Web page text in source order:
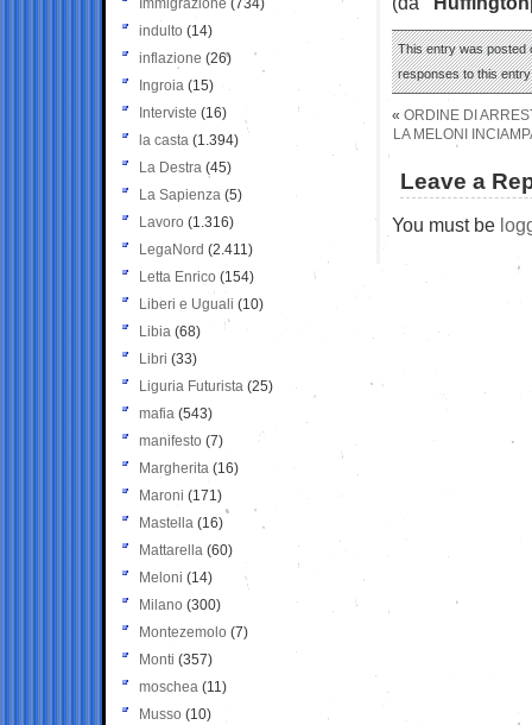
This entry was posted
responses to this
« ORDINE DI
LA MELONI
Leave a
You must be
Immigrazione (734)
indulto (14)
inflazione (26)
Ingroia (15)
Interviste (16)
la casta (1.394)
La Destra (45)
La Sapienza (5)
Lavoro (1.316)
LegaNord (2.411)
Letta Enrico (154)
Liberi e Uguali (10)
Libia (68)
Libri (33)
Liguria Futurista (25)
mafia (543)
manifesto (7)
Margherita (16)
Maroni (171)
Mastella (16)
Mattarella (60)
Meloni (14)
Milano (300)
Montezemolo (7)
Monti (357)
moschea (11)
Musso (10)